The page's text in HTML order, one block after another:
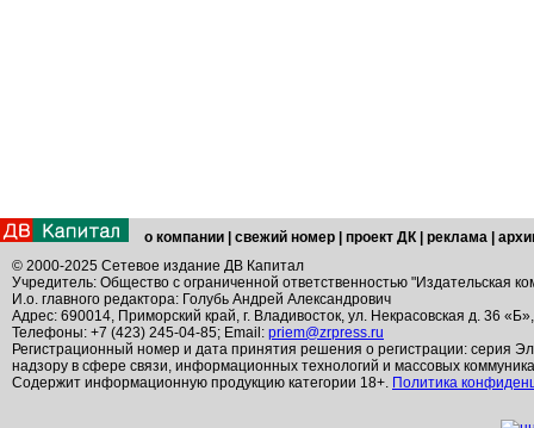
о компании свежий номер проект ДК реклама
© 2000-2025 Сетевое издание ДВ Капитал
Учредитель: Общество с ограниченной ответственностью "Издательская
И.о. главного редактора: Голубь Андрей Александрович
Адрес: 690014, Приморский край, г. Владивосток, ул. Некрасовская д. 36
Телефоны: +7 (423) 245-04-85; Email: priem@zrpress.ru
Регистрационный номер и дата принятия решения о регистрации: серия
надзору в сфере связи, информационных технологий и массовых
Содержит информационную продукцию категории 18+. Политика